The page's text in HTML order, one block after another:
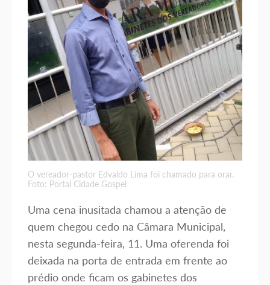
O vereador-pastor Edvaldo Lima foi chamado para orar.
Foto: Portal Cidade Gospel
Uma cena inusitada chamou a atenção de
quem chegou cedo na Câmara Municipal,
nesta segunda-feira, 11. Uma oferenda foi
deixada na porta de entrada em frente ao
prédio onde ficam os gabinetes dos